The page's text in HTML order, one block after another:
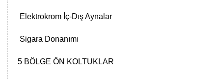
Elektrokrom İç-Dış Aynalar
Sigara Donanımı
5 BÖLGE ÖN KOLTUKLAR